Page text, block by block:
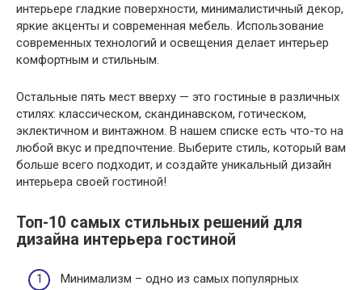
интерьере гладкие поверхности, минималистичный декор,
яркие акценты и современная мебель. Использование
современных технологий и освещения делает интерьер
комфортным и стильным.
Остальные пять мест вверху — это гостиные в различных
стилях: классическом, скандинавском, готическом,
эклектичном и винтажном. В нашем списке есть что-то на
любой вкус и предпочтение. Выберите стиль, который вам
больше всего подходит, и создайте уникальный дизайн
интерьера своей гостиной!
Топ-10 самых стильных решений для
дизайна интерьера гостиной
Минимализм – одно из самых популярных